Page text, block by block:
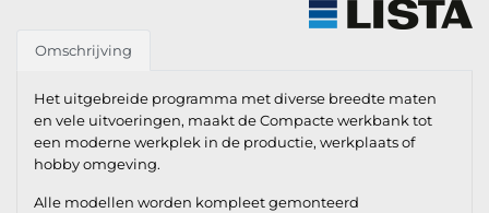
Omschrijving
Het uitgebreide programma met diverse breedte maten
en vele uitvoeringen, maakt de Compacte werkbank tot
een moderne werkplek in de productie, werkplaats of
hobby omgeving.
Alle modellen worden kompleet gemonteerd